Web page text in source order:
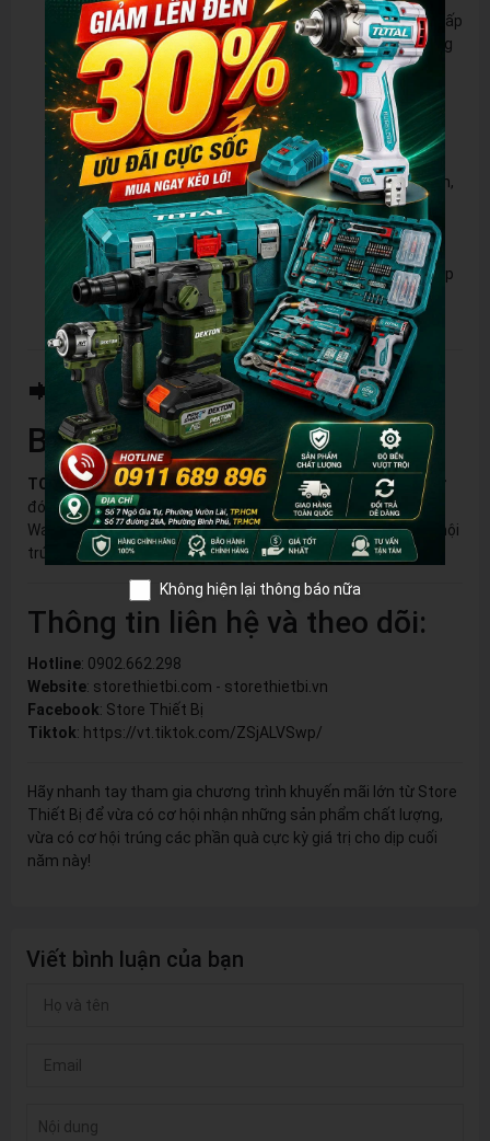
Sản phẩm đa dạng, chất lượng: Store Thiết Bị cung cấp
các sản phẩm chính hãng từ các thương hiệu nổi tiếng
nhưTotal, Ingco, Wadfow, đảm bảo chất lượng vượt
trội cho mọi nhu cầu của bạn.
Giá cả cạnh tranh
: Luôn có mức giá tốt nhất cho các
sản phẩm dụng cụ cầm tay và thiết bị điện tử.
Chương trình khuyến mãi hấp dẫn: Với nhiều giải
thưởng lớn và các sự kiện ưu đãi diễn ra thường xuyên,
bạn vừa có cơ hội mua sắm vừa nhận được phần
thưởng bất ngờ.
Dịch vụ chăm sóc khách hàng tận tâm: Đội ngũ nhân
viên của Store Thiết Bị luôn sẵn sàng hỗ trợ và giải đáp
mọi thắc mắc để mang đến trải nghiệm mua sắm tốt
nhất cho bạn.
📲 Tham Gia Ngay – Đừng
Bỏ Lỡ Cơ Hội!
TOTALcòn rất nhiều phần quà hấp dẫn và bất ngờ đang chờ
đón bạn. Hãy thêm ngay các sản phẩm của Total, Ingco, và
Wadfow vào giỏ hàng để tham gia chương trình và tăng cơ hội
trúng thưởng của bạn ngay hôm nay!
Thông tin liên hệ và theo dõi:
Hotline: 0902.662.298
Website: storethietbi.com - storethietbi.vn
Facebook: Store Thiết Bị
Tiktok: https://vt.tiktok.com/ZSjALVSwp/
Hãy nhanh tay tham gia chương trình khuyến mãi lớn từ Store
Thiết Bị để vừa có cơ hội nhận những sản phẩm chất lượng,
vừa có cơ hội trúng các phần quà cực kỳ giá trị cho dịp cuối
năm này!
Viết bình luận của bạn
Không hiện lại thông báo nữa